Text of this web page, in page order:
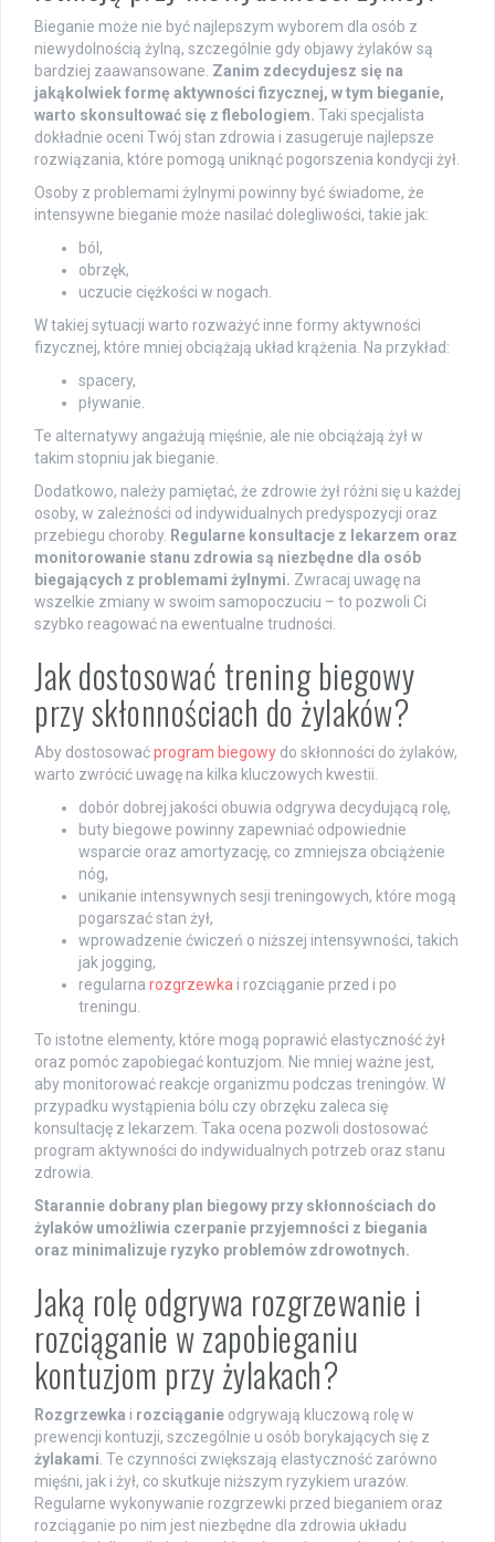
Bieganie może nie być najlepszym wyborem dla osób z
niewydolnością żylną, szczególnie gdy objawy żylaków są
bardziej zaawansowane. Zanim zdecydujesz się na
jakąkolwiek formę aktywności fizycznej, w tym bieganie,
warto skonsultować się z flebologiem. Taki specjalista
dokładnie oceni Twój stan zdrowia i zasugeruje najlepsze
rozwiązania, które pomogą uniknąć pogorszenia kondycji żył.
Osoby z problemami żylnymi powinny być świadome, że
intensywne bieganie może nasilać dolegliwości, takie jak:
ból,
obrzęk,
uczucie ciężkości w nogach.
W takiej sytuacji warto rozważyć inne formy aktywności
fizycznej, które mniej obciążają układ krążenia. Na przykład:
spacery,
pływanie.
Te alternatywy angażują mięśnie, ale nie obciążają żył w
takim stopniu jak bieganie.
Dodatkowo, należy pamiętać, że zdrowie żył różni się u każdej
osoby, w zależności od indywidualnych predyspozycji oraz
przebiegu choroby. Regularne konsultacje z lekarzem oraz
monitorowanie stanu zdrowia są niezbędne dla osób
biegających z problemami żylnymi. Zwracaj uwagę na
wszelkie zmiany w swoim samopoczuciu – to pozwoli Ci
szybko reagować na ewentualne trudności.
Jak dostosować trening biegowy
przy skłonnościach do żylaków?
Aby dostosowaćprogram biegowy do skłonności do żylaków,
warto zwrócić uwagę na kilka kluczowych kwestii.
dobór dobrej jakości obuwia odgrywa decydującą rolę,
buty biegowe powinny zapewniać odpowiednie
wsparcie oraz amortyzację, co zmniejsza obciążenie
nóg,
unikanie intensywnych sesji treningowych, które mogą
pogarszać stan żył,
wprowadzenie ćwiczeń o niższej intensywności, takich
jak jogging,
regularna rozgrzewka i rozciąganie przed i po
treningu.
To istotne elementy, które mogą poprawić elastyczność żył
oraz pomóc zapobiegać kontuzjom. Nie mniej ważne jest,
aby monitorować reakcje organizmu podczas treningów. W
przypadku wystąpienia bólu czy obrzęku zaleca się
konsultację z lekarzem. Taka ocena pozwoli dostosować
program aktywności do indywidualnych potrzeb oraz stanu
zdrowia.
Starannie dobrany plan biegowy przy skłonnościach do
żylaków umożliwia czerpanie przyjemności z biegania
oraz minimalizuje ryzyko problemów zdrowotnych.
Jaką rolę odgrywa rozgrzewanie i
rozciąganie w zapobieganiu
kontuzjom przy żylakach?
Rozgrzewka i rozciąganie odgrywają kluczową rolę w
prewencji kontuzji, szczególnie u osób borykających się z
żylakami . Te czynności zwiększają elastyczność zarówno
mięśni, jak i żył, co skutkuje niższym ryzykiem urazów.
Regularne wykonywanie rozgrzewki przed bieganiem oraz
rozciąganie po nim jest niezbędne dla zdrowia układu